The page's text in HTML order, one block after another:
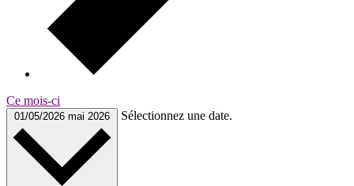
Ce mois-ci
01/05/2026 mai 2026 Sélectionnez une date.